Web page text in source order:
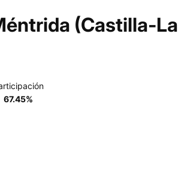
(Castilla-La
67.45%